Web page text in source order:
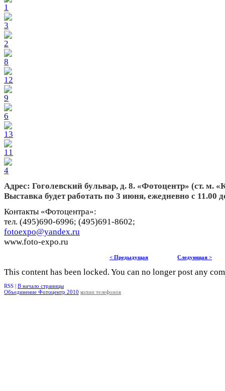
Адрес: Гоголевский бульвар, д. 8. «Фотоцентр» (ст. м.
Выставка будет работать по 3 июня, ежедневно с 11.00
Контакты «Фотоцентра»:
тел. (495)690-6996; (495)691-8602;
fotoexpo@yandex.ru
www.foto-expo.ru
< Предыдущая Следующая >
This content has been locked. You can no longer post any
RSS | В начало страницы
Объединение Фотоцентр 2010 копии телефонов